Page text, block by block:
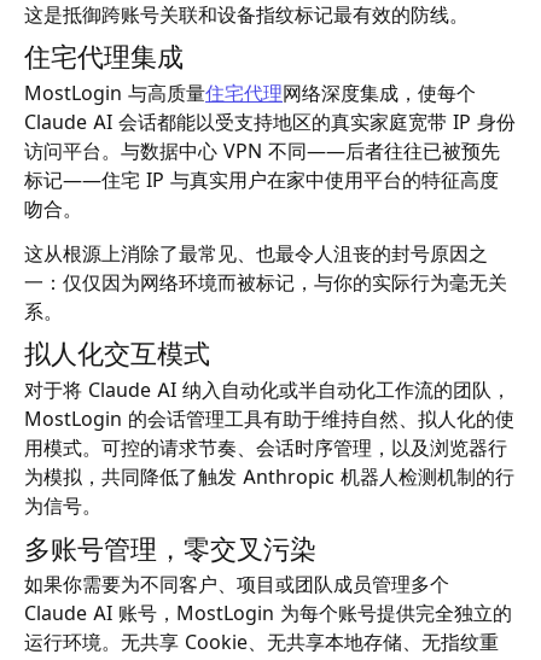
这是抵御跨账号关联和设备指纹标记最有效的防线。
住宅代理集成
MostLogin 与高质量住宅代理网络深度集成，使每个
Claude AI 会话都能以受支持地区的真实家庭宽带 IP 身份
访问平台。与数据中心 VPN 不同——后者往往已被预先
标记——住宅 IP 与真实用户在家中使用平台的特征高度
吻合。
这从根源上消除了最常见、也最令人沮丧的封号原因之
一：仅仅因为网络环境而被标记，与你的实际行为毫无关
系。
拟人化交互模式
对于将 Claude AI 纳入自动化或半自动化工作流的团队，
MostLogin 的会话管理工具有助于维持自然、拟人化的使
用模式。可控的请求节奏、会话时序管理，以及浏览器行
为模拟，共同降低了触发 Anthropic 机器人检测机制的行
为信号。
多账号管理，零交叉污染
如果你需要为不同客户、项目或团队成员管理多个
Claude AI 账号，MostLogin 为每个账号提供完全独立的
运行环境。无共享 Cookie、无共享本地存储、无指纹重